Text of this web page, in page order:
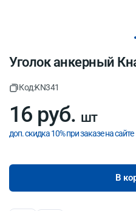
Уголок анкерный
Код:KN341
16 руб. шт
доп. скидка 10% при заказе на сайте
В